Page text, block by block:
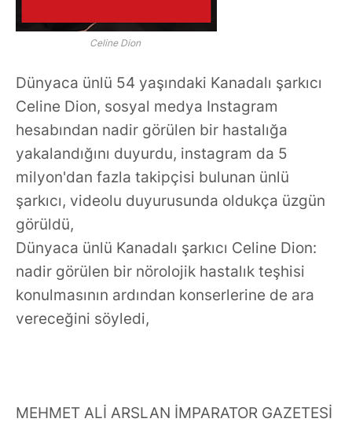
Celine Dion
Dünyaca ünlü 54 yaşındaki Kanadalı şarkıcı
Celine Dion, sosyal medya Instagram
hesabından nadir görülen bir hastalığa
yakalandığını duyurdu, instagram da 5
milyon'dan fazla takipçisi bulunan ünlü
şarkıcı, videolu duyurusunda oldukça üzgün
görüldü,
Dünyaca ünlü Kanadalı şarkıcı Celine Dion:
nadir görülen bir nörolojik hastalık teşhisi
konulmasının ardından konserlerine de ara
vereceğini söyledi,
MEHMET ALİ ARSLAN İMPARATOR GAZETESİ